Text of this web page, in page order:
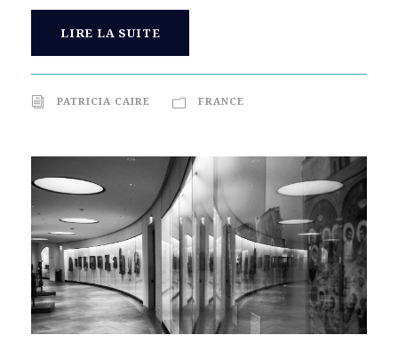
LIRE LA SUITE
PATRICIA CAIRE FRANCE